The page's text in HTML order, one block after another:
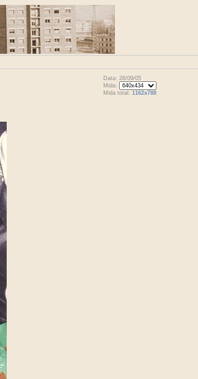
Data: 26/09/05
Mida:
Mida total: 1162x788